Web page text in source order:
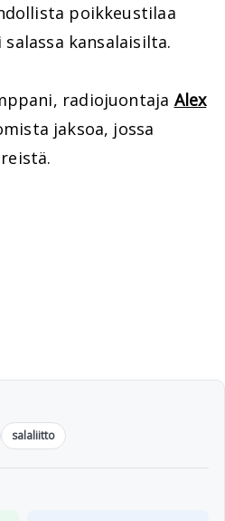
poikkeustilaa
kansalaisilta.
radiojuontaja Alex
jaksoa, jossa
salaliitto